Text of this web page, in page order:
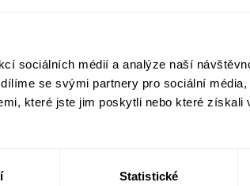
sociálních médií a analýze naší
se svými partnery pro sociální
které jste jim poskytli nebo které získali
Statistické